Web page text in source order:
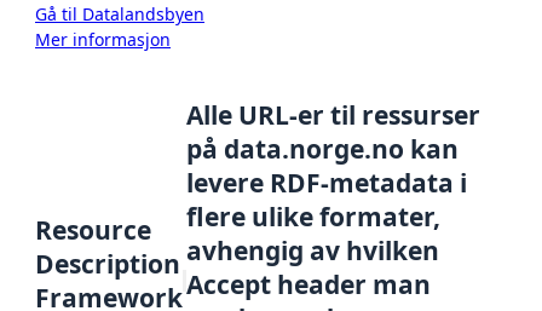
Gå til Datalandsbyen
Mer informasjon
Resource
Description
Framework
Alle URL-er til ressurser
på data.norge.no kan
levere RDF-metadata i
flere ulike formater,
avhengig av hvilken
Accept header man